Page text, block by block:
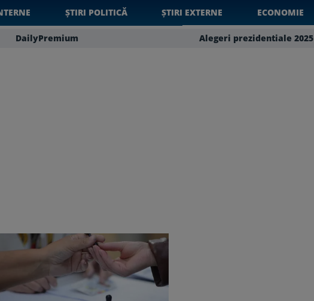
ȘTIRI POLITICĂ ȘTIRI EXTERNE ECONOMIE
DailyPremium Alegeri prezidentiale 2025